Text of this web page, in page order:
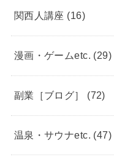
関西人講座 (16)
漫画・ゲームetc. (29)
副業［ブログ］ (72)
温泉・サウナetc. (47)